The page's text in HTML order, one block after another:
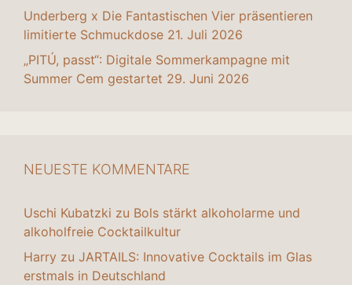
Underberg x Die Fantastischen Vier präsentieren
limitierte Schmuckdose 21. Juli 2026
„PITÚ, passt“: Digitale Sommerkampagne mit
Summer Cem gestartet 29. Juni 2026
NEUESTE KOMMENTARE
Uschi Kubatzki zu Bols stärkt alkoholarme und
alkoholfreie Cocktailkultur
Harry zu JARTAILS: Innovative Cocktails im Glas
erstmals in Deutschland